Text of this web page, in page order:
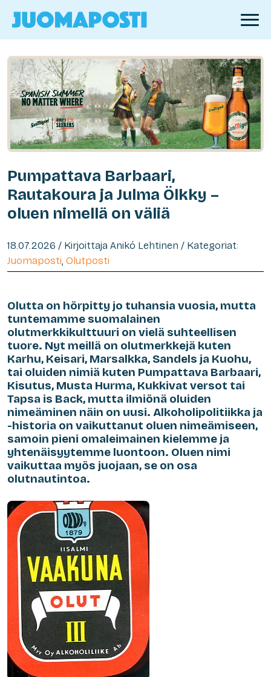
Pumpattava Barbaari,
Rautakoura ja Julma Ölkky –
oluen nimellä on väliä
18.07.2026 / Kirjoittaja Anikó Lehtinen / Kategoriat:
Juomaposti, Olutposti
Olutta on hörpitty jo tuhansia vuosia, mutta
tuntemamme suomalainen
olutmerkkikulttuuri on vielä suhteellisen
tuore. Nyt meillä on olutmerkkejä kuten
Karhu, Keisari, Marsalkka, Sandels ja Kuohu,
tai oluiden nimiä kuten Pumpattava Barbaari,
Kisutus, Musta Hurma, Kukkivat versot tai
Tapsa is Back, mutta ilmiönä oluiden
nimeäminen näin on uusi. Alkoholipolitiikka ja
-historia on vaikuttanut oluen nimeämiseen,
samoin pieni omaleimainen kielemme ja
yhtenäisyytemme luontoon. Oluen nimi
vaikuttaa myös juojaan, se on osa
olutnautintoa.